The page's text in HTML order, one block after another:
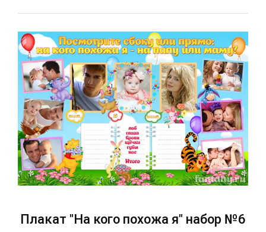
Плакат "На кого похожа я" набор №6